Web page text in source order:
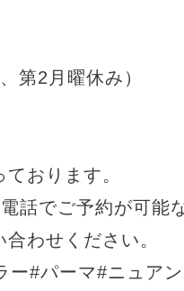
第2月曜休み）
おります。
話でご予約が可能
わせください。
ー#パーマ#ニュア